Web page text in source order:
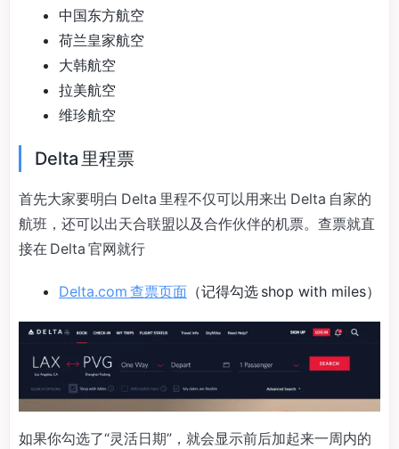
中国东方航空
荷兰皇家航空
大韩航空
拉美航空
维珍航空
Delta 里程票
首先大家要明白 Delta 里程不仅可以用来出 Delta 自家的
航班，还可以出天合联盟以及合作伙伴的机票。查票就直
接在 Delta 官网就行
Delta.com 查票页面 （记得勾选 shop with miles）
如果你勾选了“灵活日期”，就会显示前后加起来一周内的